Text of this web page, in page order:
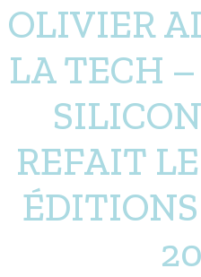
OLIVIER
LA TECH
REFAIT